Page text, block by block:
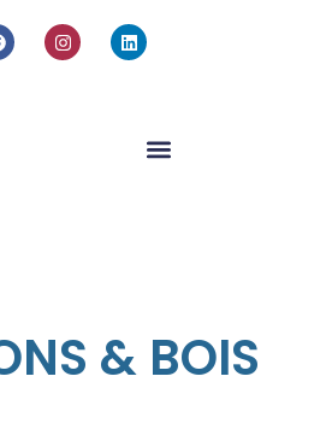
& BOIS